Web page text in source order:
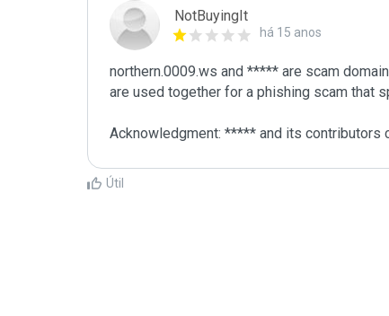
NotBuyingIt
há 15 anos
northern.0009.ws and ***** are scam
are used together for a phishing scam that
Acknowledgment: ***** and its contributors
Útil